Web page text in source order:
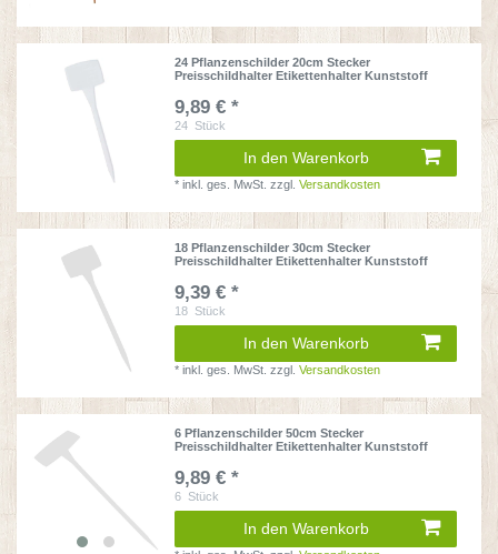
24 Pflanzenschilder 20cm Stecker
Preisschildhalter Etikettenhalter Kunststoff
9,89 € *
24 Stück
In den Warenkorb
*inkl. ges. MwSt. zzgl.Versandkosten
18 Pflanzenschilder 30cm Stecker
Preisschildhalter Etikettenhalter Kunststoff
9,39 € *
18 Stück
In den Warenkorb
*inkl. ges. MwSt. zzgl.Versandkosten
6 Pflanzenschilder 50cm Stecker
Preisschildhalter Etikettenhalter Kunststoff
9,89 € *
6 Stück
In den Warenkorb